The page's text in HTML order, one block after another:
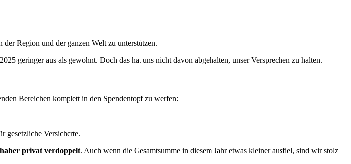
Region und der ganzen Welt zu unterstützen.
geringer aus als gewohnt. Doch das hat uns nicht davon abgehalten, unser Versprechen zu halten.
Bereichen komplett in den Spendentopf zu werfen:
gesetzliche Versicherte.
privat verdoppelt. Auch wenn die Gesamtsumme in diesem Jahr etwas kleiner ausfiel, sind wir stolz